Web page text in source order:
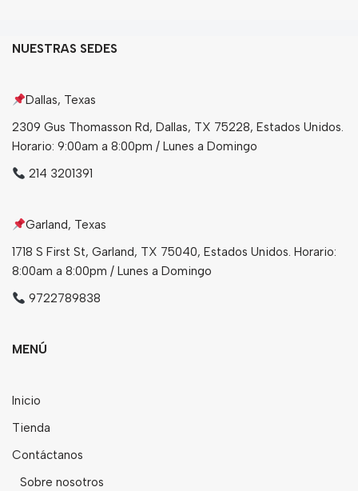
NUESTRAS SEDES
Dallas, Texas
2309 Gus Thomasson Rd, Dallas, TX 75228, Estados Unidos.
Horario: 9:00am a 8:00pm / Lunes a Domingo
214 3201391
Garland, Texas
1718 S First St, Garland, TX 75040, Estados Unidos. Horario:
8:00am a 8:00pm / Lunes a Domingo
9722789838
MENÚ
Inicio
Tienda
Contáctanos
Sobre nosotros